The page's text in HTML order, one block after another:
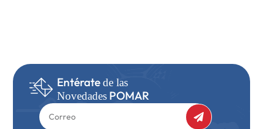
Entératede las
NovedadesPOMAR